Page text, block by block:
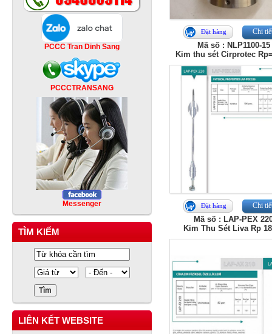
PCCC Tran Dinh Sang
PCCCTRANSANG
Messenger
TÌM KIẾM
LIÊN KẾT WEBSITE
Đặt hàng Chi
Mã số : NLP1100-15
Kim thu sét Cirprotec
Đặt hàng Chi
Mã số : LAP-PEX
Kim Thu Sét Liva Rp